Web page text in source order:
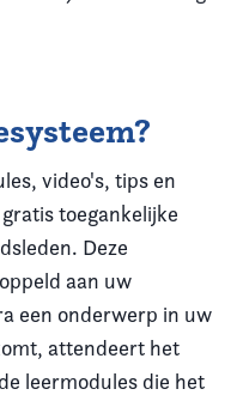
video's, tips en
toegankelijke
Deze
aan uw
een onderwerp in uw
attendeert het
leermodules die het